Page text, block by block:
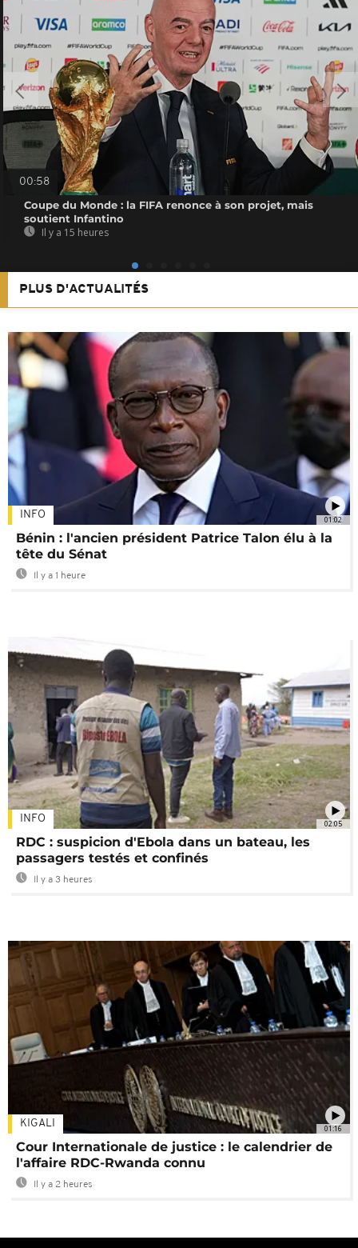
00:58
Coupe du Monde : la FIFA renonce à son projet, mais
soutient Infantino
Il y a 15 heures
PLUS D'ACTUALITÉS
01:02
INFO
Bénin : l'ancien président Patrice Talon élu à la
tête du Sénat
Il y a 1 heure
02:05
INFO
RDC : suspicion d'Ebola dans un bateau, les
passagers testés et confinés
Il y a 3 heures
01:16
KIGALI
Cour Internationale de justice : le calendrier de
l'affaire RDC-Rwanda connu
Il y a 2 heures